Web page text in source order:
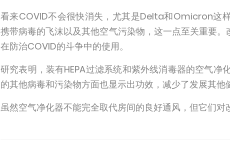
看来COVID不会很快消失，尤其是Delta和Omicron这
携带病毒的飞沫以及其他空气污染物，这一点至关重要
在防治COVID的斗争中的使用。
研究表明，装有HEPA过滤系统和紫外线消毒器的空气
的其他病毒和污染物方面也显示出功效，减少了发展其他
虽然空气净化器不能完全取代房间的良好通风，但它们对